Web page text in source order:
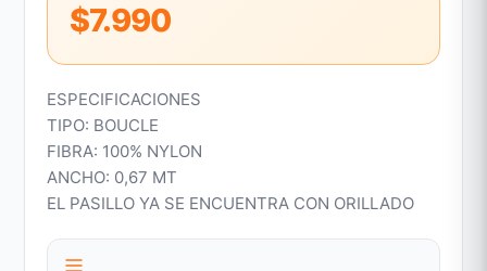
$7.990
ESPECIFICACIONES
TIPO: BOUCLE
FIBRA: 100% NYLON
ANCHO: 0,67 MT
EL PASILLO YA SE ENCUENTRA CON ORILLADO